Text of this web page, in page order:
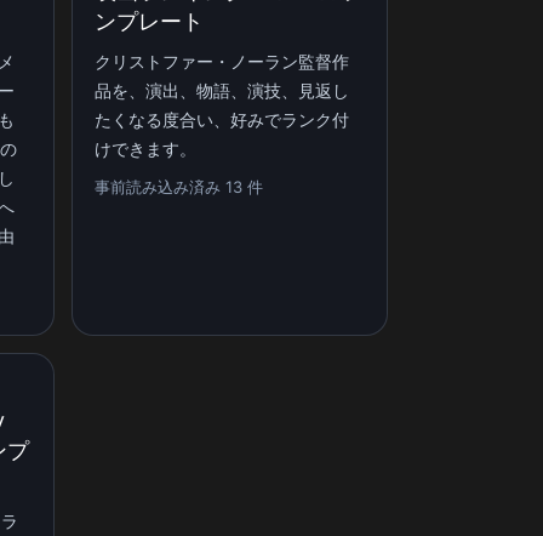
ンプレート
クリストファー・ノーラン監督作
品を、演出、物語、演技、見返し
たくなる度合い、好みでランク付
けできます。
事前読み込み済み 13 件
プ